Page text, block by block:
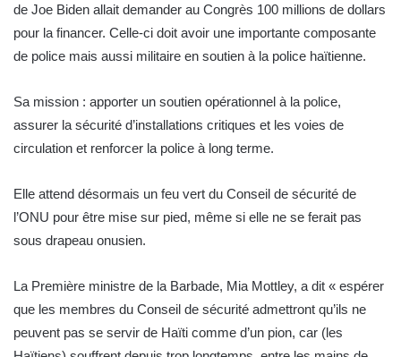
de Joe Biden allait demander au Congrès 100 millions de dollars
pour la financer. Celle-ci doit avoir une importante composante
de police mais aussi militaire en soutien à la police haïtienne.
Sa mission : apporter un soutien opérationnel à la police,
assurer la sécurité d’installations critiques et les voies de
circulation et renforcer la police à long terme.
Elle attend désormais un feu vert du Conseil de sécurité de
l’ONU pour être mise sur pied, même si elle ne se ferait pas
sous drapeau onusien.
La Première ministre de la Barbade, Mia Mottley, a dit « espérer
que les membres du Conseil de sécurité admettront qu’ils ne
peuvent pas se servir de Haïti comme d’un pion, car (les